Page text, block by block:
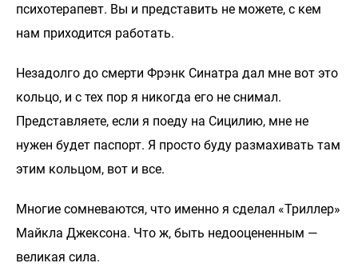
психотерапевт. Вы и представить не можете, с кем
нам приходится работать.
Незадолго до смерти Фрэнк Синатра дал мне вот это
кольцо, и с тех пор я никогда его не снимал.
Представляете, если я поеду на Сицилию, мне не
нужен будет паспорт. Я просто буду размахивать там
этим кольцом, вот и все.
Многие сомневаются, что именно я сделал «Триллер»
Майкла Джексона. Что ж, быть недооцененным —
великая сила.